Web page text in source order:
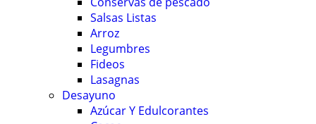
Salsas Listas
Arroz
Legumbres
Fideos
Lasagnas
Desayuno
Azúcar Y Edulcorantes